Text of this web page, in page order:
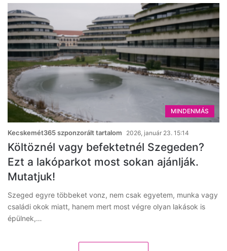
MINDENMÁS
Kecskemét365 szponzorált tartalom 2026, január 23. 15:14
Költöznél vagy befektetnél Szegeden?
Ezt a lakóparkot most sokan ajánlják.
Mutatjuk!
Szeged egyre többeket vonz, nem csak egyetem, munka vagy
családi okok miatt, hanem mert most végre olyan lakások is
épülnek,…